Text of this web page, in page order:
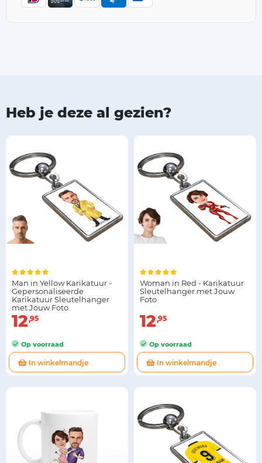
Heb je deze al gezien?
Man in Yellow Karikatuur -
Gepersonaliseerde
Karikatuur Sleutelhanger
met Jouw Foto
12 95
Op voorraad
In winkelmandje
Woman in Red - Karikatuur
Sleutelhanger met Jouw
Foto
12 95
Op voorraad
In winkelmandje